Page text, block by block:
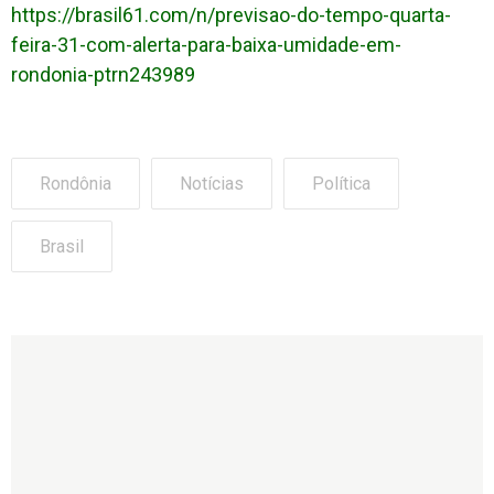
https://brasil61.com/n/previsao-do-tempo-quarta-
feira-31-com-alerta-para-baixa-umidade-em-
rondonia-ptrn243989
Rondônia Notícias Política
Brasil